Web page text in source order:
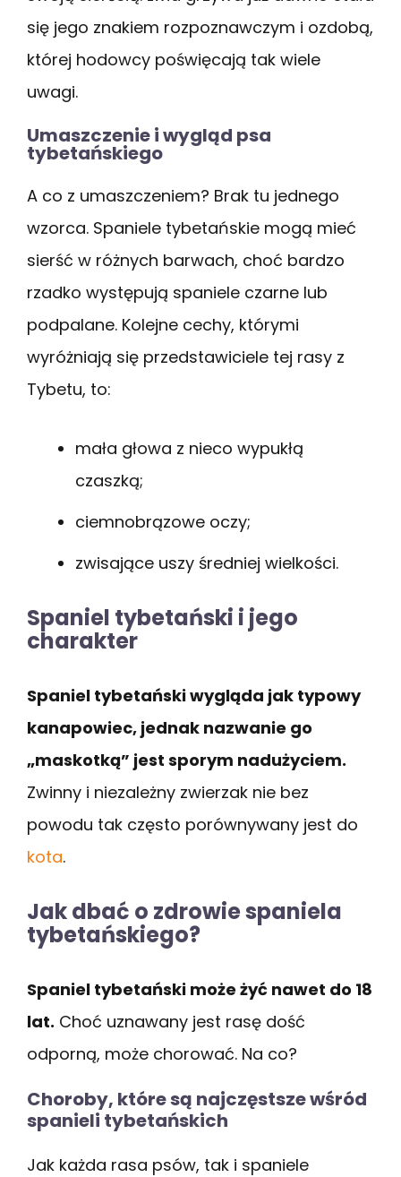
się jego znakiem rozpoznawczym i ozdobą,
której hodowcy poświęcają tak wiele
uwagi.
Umaszczenie i wygląd psa
tybetańskiego
A co z umaszczeniem? Brak tu jednego
wzorca. Spaniele tybetańskie mogą mieć
sierść w różnych barwach, choć bardzo
rzadko występują spaniele czarne lub
podpalane. Kolejne cechy, którymi
wyróżniają się przedstawiciele tej rasy z
Tybetu, to:
mała głowa z nieco wypukłą
czaszką;
ciemnobrązowe oczy;
zwisające uszy średniej wielkości.
Spaniel tybetański i jego
charakter
Spaniel tybetański wygląda jak typowy
kanapowiec, jednak nazwanie go
„maskotką” jest sporym nadużyciem.
Zwinny i niezależny zwierzak nie bez
powodu tak często porównywany jest do
kota.
Jak dbać o zdrowie spaniela
tybetańskiego?
Spaniel tybetański może żyć nawet do 18
lat. Choć uznawany jest rasę dość
odporną, może chorować. Na co?
Choroby, które są najczęstsze wśród
spanieli tybetańskich
Jak każda rasa psów, tak i spaniele